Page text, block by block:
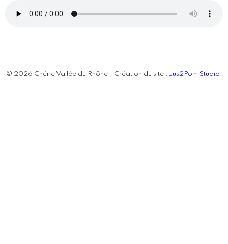
© 2026 Chérie Vallée du Rhône - Création du site : Jus2Pom Studio.